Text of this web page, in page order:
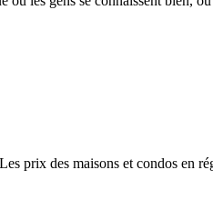
prix des maisons et condos en